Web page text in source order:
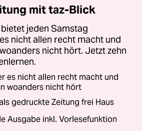
mit taz-Blick
jeden Samstag
nicht allen recht macht und
nicht hört. Jetzt zehn
es nicht allen recht macht und
woanders nicht hört
gedruckte Zeitung frei Haus
Ausgabe inkl. Vorlesefunktion